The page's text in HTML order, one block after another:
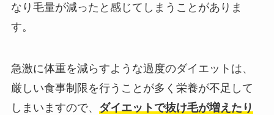
なり毛量が減ったと感じてしまうことがありま
す。
急激に体重を減らすような過度のダイエットは、
厳しい食事制限を行うことが多く栄養が不足して
しまいますので、 ダイエットで抜け毛が増えたり